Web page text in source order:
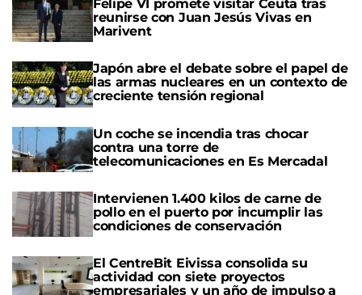
Felipe VI promete visitar Ceuta tras
reunirse con Juan Jesús Vivas en
Marivent
Japón abre el debate sobre el papel de
las armas nucleares en un contexto de
creciente tensión regional
Un coche se incendia tras chocar
contra una torre de
telecomunicaciones en Es Mercadal
Intervienen 1.400 kilos de carne de
pollo en el puerto por incumplir las
condiciones de conservación
El CentreBit Eivissa consolida su
actividad con siete proyectos
empresariales y un año de impulso a